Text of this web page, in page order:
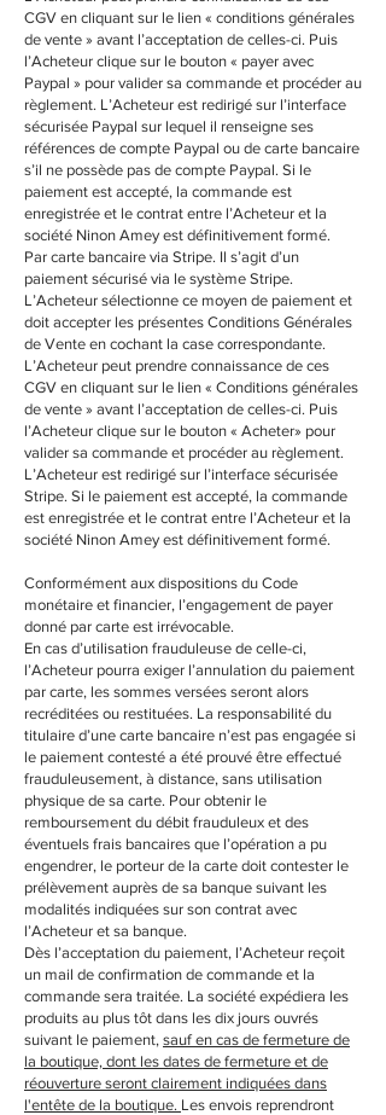
CGV en cliquant sur le lien « conditions générales
de vente » avant l’acceptation de celles-ci. Puis
l’Acheteur clique sur le bouton « payer avec
Paypal » pour valider sa commande et procéder au
règlement. L’Acheteur est redirigé sur l’interface
sécurisée Paypal sur lequel il renseigne ses
références de compte Paypal ou de carte bancaire
s’il ne possède pas de compte Paypal. Si le
paiement est accepté, la commande est
enregistrée et le contrat entre l’Acheteur et la
société Ninon Amey est définitivement formé.
Par carte bancaire via Stripe. Il s’agit d’un
paiement sécurisé via le système Stripe.
L’Acheteur sélectionne ce moyen de paiement et
doit accepter les présentes Conditions Générales
de Vente en cochant la case correspondante.
L’Acheteur peut prendre connaissance de ces
CGV en cliquant sur le lien « Conditions générales
de vente » avant l’acceptation de celles-ci. Puis
l’Acheteur clique sur le bouton « Acheter» pour
valider sa commande et procéder au règlement.
L’Acheteur est redirigé sur l’interface sécurisée
Stripe. Si le paiement est accepté, la commande
est enregistrée et le contrat entre l’Acheteur et la
société Ninon Amey est définitivement formé.
Conformément aux dispositions du Code
monétaire et financier, l’engagement de payer
donné par carte est irrévocable.
En cas d’utilisation frauduleuse de celle-ci,
l’Acheteur pourra exiger l’annulation du paiement
par carte, les sommes versées seront alors
recréditées ou restituées. La responsabilité du
titulaire d’une carte bancaire n’est pas engagée si
le paiement contesté a été prouvé être effectué
frauduleusement, à distance, sans utilisation
physique de sa carte. Pour obtenir le
remboursement du débit frauduleux et des
éventuels frais bancaires que l’opération a pu
engendrer, le porteur de la carte doit contester le
prélèvement auprès de sa banque suivant les
modalités indiquées sur son contrat avec
l’Acheteur et sa banque.
Dès l’acceptation du paiement, l’Acheteur reçoit
un mail de confirmation de commande et la
commande sera traitée. La société expédiera les
produits au plus tôt dans les dix jours ouvrés
suivant le paiement, sauf en cas de fermeture de
la boutique, dont les dates de fermeture et de
réouverture seront clairement indiquées dans
l'entête de la boutique. Les envois reprendront